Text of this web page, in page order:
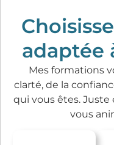
adaptée
Mes formations
clarté, de la
qui vous êtes.
vous